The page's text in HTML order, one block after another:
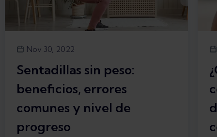
Nov 30, 2022
Sentadillas sin peso:
beneficios, errores
comunes y nivel de
progreso